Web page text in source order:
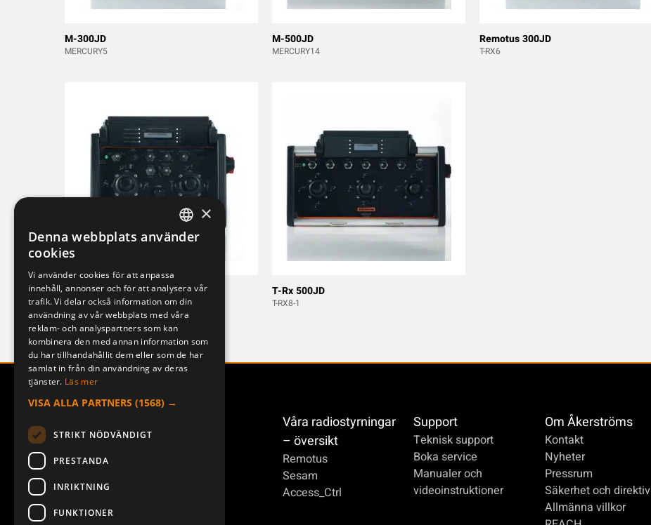
M-300JD
MERCURY5
M-500JD
MERCURY14
Remotus 300JD
T-RX6
T-Rx 300JD
T-RX6-1
T-Rx 500JD
T-RX8-1
Våra radiostyrningar
– översikt
Remotus
Sesam
Access_Ctrl
Support
Teknisk support
Boka service
Manualer och
videoinstruktioner
Om Åkerströms
Kontakt
Nyheter
Pressrum
Säkerhet och direktiv
Allmänna villkor
SWEDISH
DEUTSCH
×
Denna webbplats använder
cookies
Vi använder cookies för att anpassa
innehåll, annonser och för att analysera vår
trafik. Vi delar också information om din
användning av vår webbplats med våra
reklam- och analyspartners som kan
kombinera den med annan information som
du har tillhandahållit dem eller som de har
samlat in från din användning av deras
tjänster. Läs mer
VISA ALLA PARTNERS (1568) →
STRIKT NÖDVÄNDIGT
PRESTANDA
INRIKTNING
FUNKTIONER